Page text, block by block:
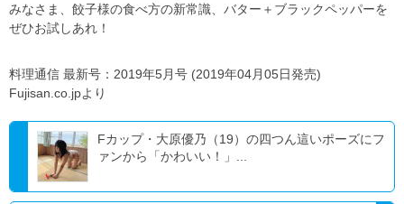
みなさま、餃子様の食べ方の新常識、バター＋ブラックペッパーを
ぜひお試しあれ！
料理通信 最新号：2019年5月号 (2019年04月05日発売)
Fujisan.co.jpより
Fカップ・大原優乃（19）の四つん這いポーズにフ
ァンから「かわいい！」...